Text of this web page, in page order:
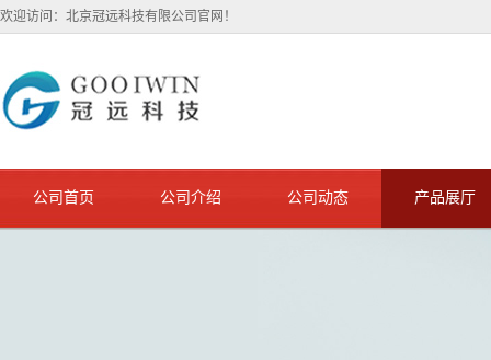
欢迎访问：北京冠远科技有限公司官网！
公司首页 公司介绍 公司动态 产品展厅